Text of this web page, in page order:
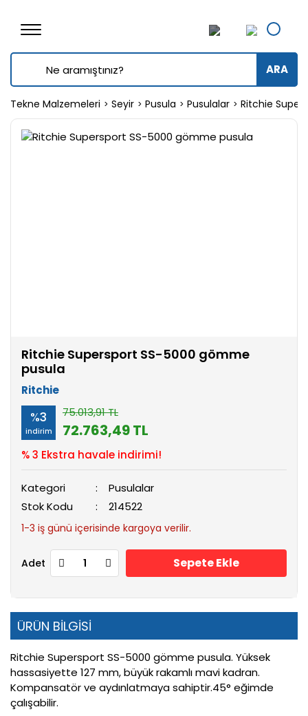
ARA
Tekne Malzemeleri Seyir Pusula Pusulalar Ritchie
Ritchie Supersport SS-5000 gömme
pusula
Ritchie
%3
indirim
75.013,91 TL
72.763,49 TL
% 3 Ekstra havale indirimi!
Kategori
Pusulalar
Stok Kodu
214522
1-3 iş günü içerisinde kargoya verilir.
Adet Sepete Ekle
ÜRÜN BİLGİSİ
Ritchie Supersport SS-5000 gömme pusula. Yüksek
hassasiyette 127 mm, büyük rakamlı mavi kadran.
Kompansatör ve aydınlatmaya sahiptir.45° eğimde
çalışabilir.